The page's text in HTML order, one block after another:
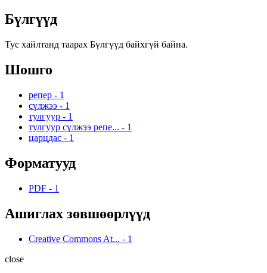
Бүлгүүд
Тус хайлтанд таарах Бүлгүүд байхгүй байна.
Шошго
репер - 1
сүлжээ - 1
тулгуур - 1
тулгуур сүлжээ репе... - 1
царцдас - 1
Форматууд
PDF - 1
Ашиглах зөвшөөрлүүд
Creative Commons At... - 1
close